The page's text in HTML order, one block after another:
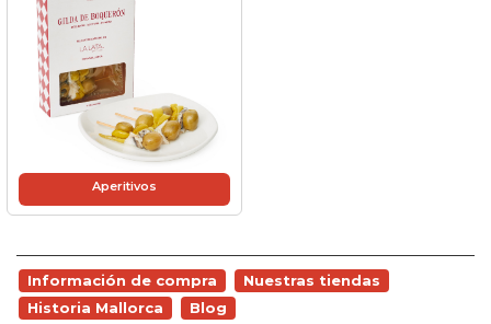
Aperitivos
Información de compra
Nuestras tiendas
Historia Mallorca
Blog